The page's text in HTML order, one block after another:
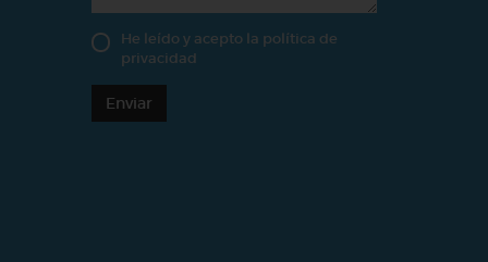
He leído y acepto la política de
privacidad
Enviar